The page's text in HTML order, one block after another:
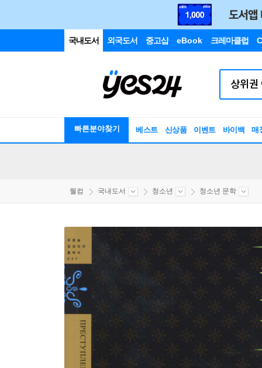
국내도서 외국도서 중고샵 eBook 크레마클럽
빠른분야찾기 베스트 신상품 이벤트 바이백 매
웰컴 국내도서 청소년 청소년 문학